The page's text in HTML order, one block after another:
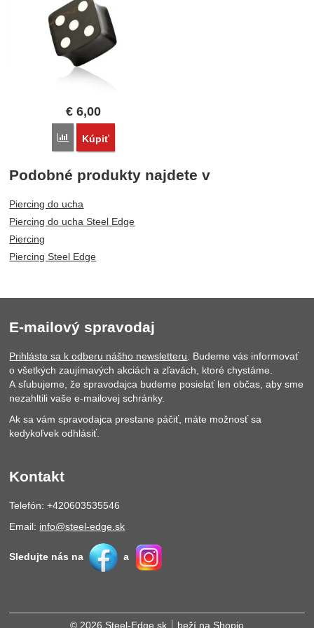
€ 6,00
Porovnať
Kúpiť
Podobné produkty najdete v
Piercing do ucha
Piercing do ucha Steel Edge
Piercing
Piercing Steel Edge
E-mailový spravodaj
Prihláste sa k odberu nášho newsletteru. Budeme vás informovať
o všetkých zaujímavých akciách a zľavách, ktoré chystáme.
A sľubujeme, že spravodajca budeme posielať len občas, aby sme
nezahltili vaše e-mailovej schránky.
Ak sa vám spravodajca prestane páčiť, máte možnosť sa
kedykoľvek odhlásiť.
Kontakt
Telefón: +420603535546
Email: info@steel-edge.sk
Sledujte nás na a
© 2026 Steel-Edge.sk beží na Shopio